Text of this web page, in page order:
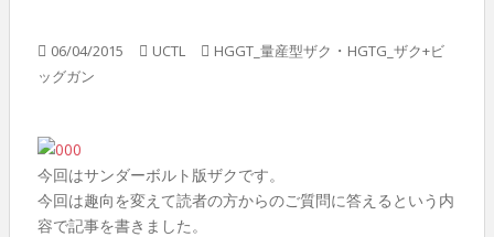
06/04/2015 UCTL HGGT_量産型ザク ・ HGTG_ザク+ビ
ッグガン
今回はサンダーボルト版ザクです。
今回は趣向を変えて読者の方からのご質問に答えるという内
容で記事を書きました。